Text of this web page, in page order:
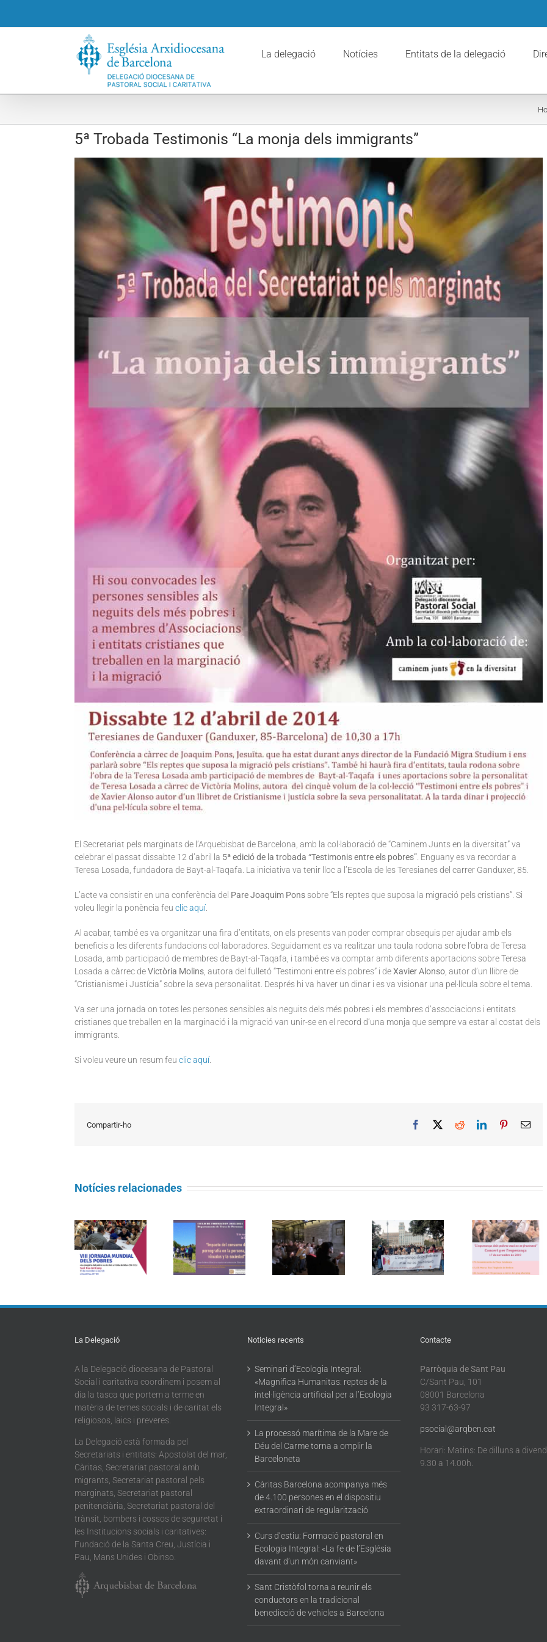
La delegació Notícies Entitats de la delegació
5ª Trobada Testimonis “La monja dels immigrants”
View
El Secretariat pels marginats de l’Arquebisbat de Barcelona, amb la col·laboració de “Caminem Junts en la diversitat” va
celebrar el passat dissabte 12 d’abril la 5ª edició de la trobada “Testimonis entre els pobres” . Enguany es va recordar a
Teresa Losada, fundadora de Bayt-al-Taqafa. La iniciativa va tenir lloc a l’Escola de les Teresianes del carrer Ganduxer, 85.
L’acte va consistir en una conferència del Pare Joaquim Pons sobre “Els reptes que suposa la migració pels cristians”. Si
voleu llegir la ponència feu clic aquí
Al acabar, també es va organitzar una fira d’entitats, on els presents van poder comprar obsequis per ajudar amb els
beneficis a les diferents fundacions col·laboradores. Seguidament es va realitzar una taula rodona sobre l’obra de Teresa
Losada, amb participació de membres de Bayt-al-Taqafa, i també es va comptar amb diferents aportacions sobre Teresa
Losada a càrrec deVictòria Molins , autora del fulletó “Testimoni entre els pobres” i deXavier Alonso , autor d’un llibre de
“Cristianisme i Justícia” sobre la seva personalitat. Després hi va haver un dinar i es va visionar una pel·lícula sobre el tema.
Va ser una jornada on totes les persones sensibles als neguits dels més pobres i els membres d’associacions i entitats
cristianes que treballen en la marginació i la migració van unir-se en el record d’una monja que sempre va estar al costat dels
immigrants.
Si voleu veure un resum feu clic aquí
Compartir-ho Facebook RedditLinkedInPinterestEmail
Notícies relacionades
Sessió de
formació del
Departamento
de trata de
personas de la
Un missatge
de denuncia i
d’esperança
en la Jornada
Mundial de
En marxa per
als privilegiats
del Regne de
III Jornada
mundial dels
pobres
VIII
mundial
pobres
La Delegació
A la Delegació diocesana de Pastoral
Social i caritativa coordinem i posem al
dia la tasca que portem a terme en
matèria de temes socials i de caritat els
religiosos, laics i preveres.
La Delegació està formada pel
Secretariats i entitats: Apostolat del mar,
Càritas, Secretariat pastoral amb
migrants, Secretariat pastoral pels
marginats, Secretariat pastoral
penitenciària, Secretariat pastoral del
trànsit, bombers i cossos de seguretat i
les Institucions socials i caritatives:
Fundació de la Santa Creu, Justícia i
Pau, Mans Unides i Obinso.
Noticies recents
Seminari d’Ecologia Integral:
«Magnifica Humanitas: reptes de la
intel·ligència artificial per a l’Ecologia
Integral»
La processó marítima de la Mare de
Déu del Carme torna a omplir la
Barceloneta
Càritas Barcelona acompanya més
de 4.100 persones en el dispositiu
extraordinari de regularització
Curs d’estiu: Formació pastoral en
Ecologia Integral: «La fe de l’Església
davant d’un món canviant»
Sant Cristòfol torna a reunir els
conductors en la tradicional
benedicció de vehicles a Barcelona
Contacte
Parròquia de Sant Pau
C/Sant Pau, 101
08001 Barcelona
93 317-63-97
psocial@arqbcn.cat
Horari: Matins: De dilluns a
9.30 a 14.00h.